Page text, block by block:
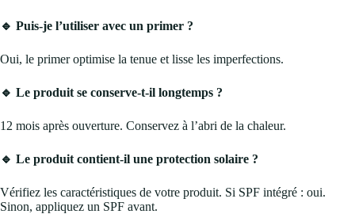
🔹 Puis-je l’utiliser avec un primer ?
Oui, le primer optimise la tenue et lisse les imperfections.
🔹 Le produit se conserve-t-il longtemps ?
12 mois après ouverture. Conservez à l’abri de la chaleur.
🔹 Le produit contient-il une protection solaire ?
Vérifiez les caractéristiques de votre produit. Si SPF intégré : oui.
Sinon, appliquez un SPF avant.